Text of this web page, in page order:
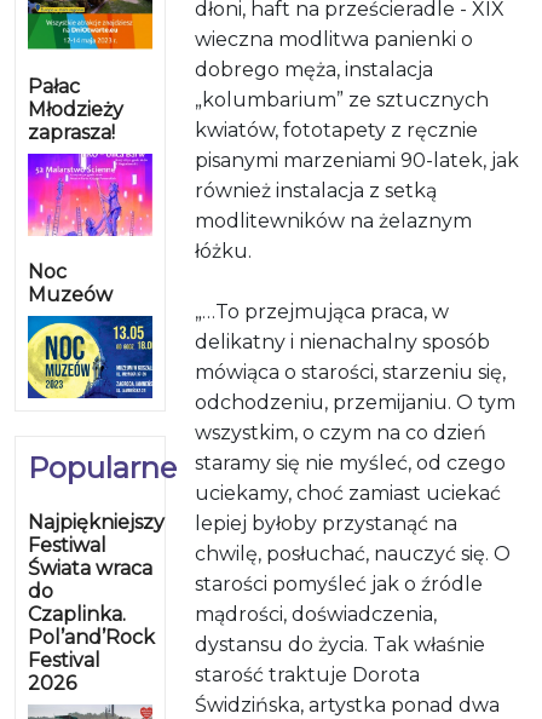
Pałac
Młodzieży
zaprasza!
Noc
Muzeów
Popularne
Najpiękniejszy
Festiwal
Świata wraca
do
Czaplinka.
Pol’and’Rock
Festival
2026
dłoni, haft na prześcieradle - XIX
wieczna modlitwa panienki o
dobrego męża, instalacja
„kolumbarium” ze sztucznych
kwiatów, fototapety z ręcznie
pisanymi marzeniami 90-latek, jak
również instalacja z setką
modlitewników na żelaznym
łóżku.
„…To przejmująca praca, w
delikatny i nienachalny sposób
mówiąca o starości, starzeniu się,
odchodzeniu, przemijaniu. O tym
wszystkim, o czym na co dzień
staramy się nie myśleć, od czego
uciekamy, choć zamiast uciekać
lepiej byłoby przystanąć na
chwilę, posłuchać, nauczyć się. O
starości pomyśleć jak o źródle
mądrości, doświadczenia,
dystansu do życia. Tak właśnie
starość traktuje Dorota
Świdzińska, artystka ponad dwa